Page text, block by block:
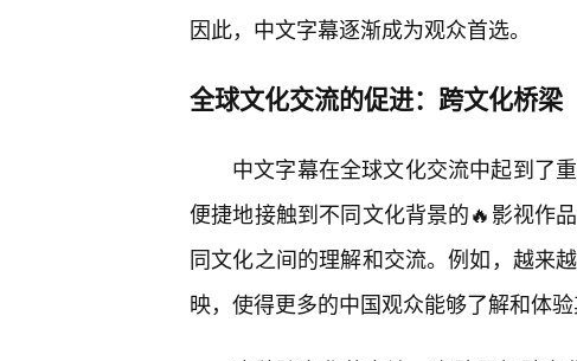
因此，中文字幕逐渐成为观众首选。
全球文化交流的促进：跨文化桥梁
中文字幕在全球文化交流中起到了
便捷地接触到不同文化背景的🔥影视作
同文化之间的理解和交流。例如，越来
映，使得更多的中国观众能够了解和体